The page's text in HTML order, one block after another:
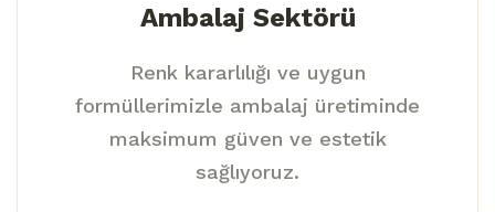
Ambalaj Sektörü
Renk kararlılığı ve uygun
formüllerimizle ambalaj üretiminde
maksimum güven ve estetik
sağlıyoruz.